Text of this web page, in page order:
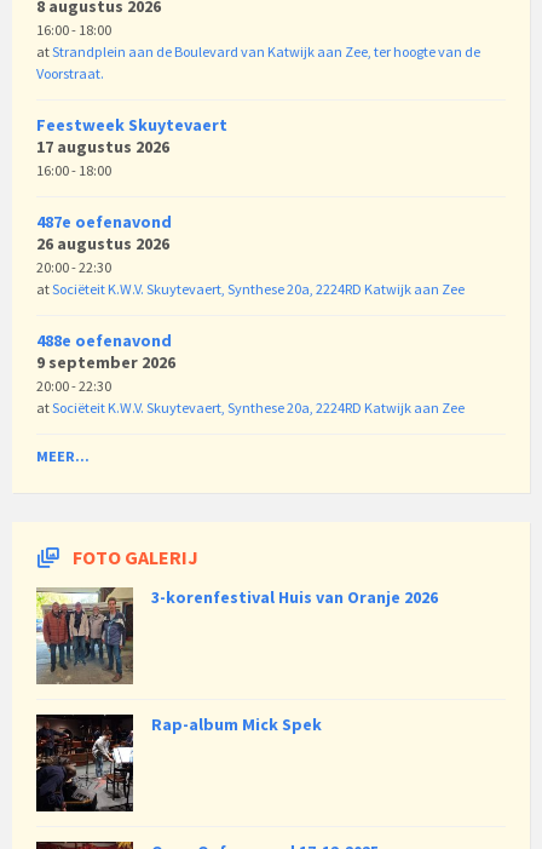
8 augustus 2026
16:00 - 18:00
atStrandplein aan de Boulevard van Katwijk aan Zee, ter hoogte van de
Voorstraat.
Feestweek Skuytevaert
17 augustus 2026
16:00 - 18:00
487e oefenavond
26 augustus 2026
20:00 - 22:30
atSociëteit K.W.V. Skuytevaert, Synthese 20a, 2224RD Katwijk aan Zee
488e oefenavond
9 september 2026
20:00 - 22:30
atSociëteit K.W.V. Skuytevaert, Synthese 20a, 2224RD Katwijk aan Zee
MEER...
FOTO GALERIJ
3-korenfestival Huis van Oranje 2026
Rap-album Mick Spek